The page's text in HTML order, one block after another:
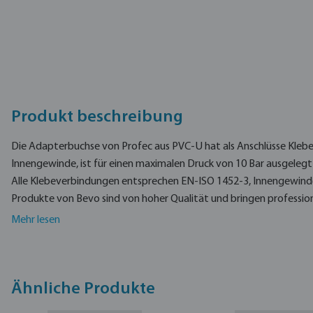
Produkt beschreibung
Die Adapterbuchse von Profec aus PVC-U hat als Anschlüsse
Innengewinde, ist für einen maximalen Druck von 10 Bar
Alle Klebeverbindungen entsprechen EN-ISO 1452-3,
Produkte von Bevo sind von hoher Qualität und bringen
günstigen Preis. Bevo bietet zuverlässige Qualität. Bevo bietet
Mehr lesen
Ähnliche Produkte